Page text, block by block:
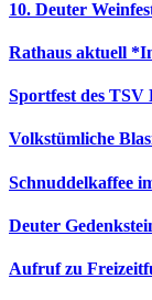
10. Deuter
Rathaus aktuell
Sportfest des TSV
Volkstümliche
Schnuddelkaffee
Deuter
Aufruf zu